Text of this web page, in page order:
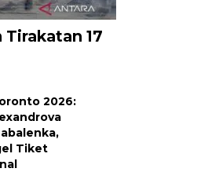
17
2026:
Tiket